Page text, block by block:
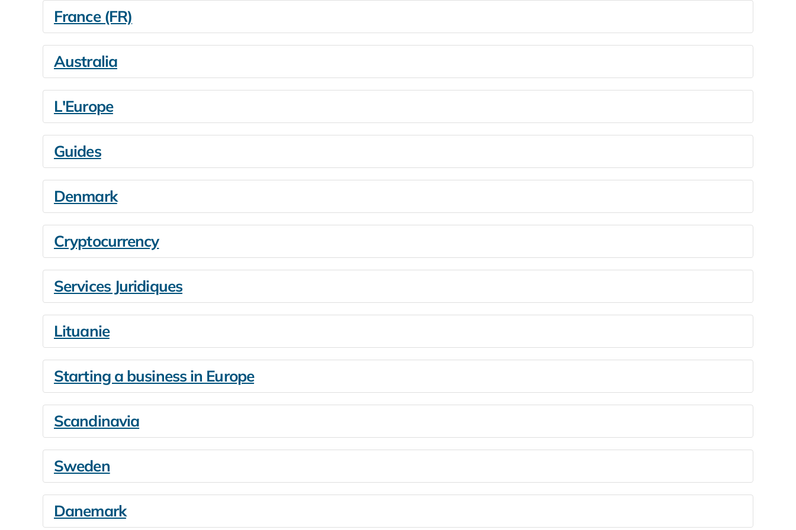
France (FR)
Australia
L'Europe
Guides
Denmark
Cryptocurrency
Services Juridiques
Lituanie
Starting a business in Europe
Scandinavia
Sweden
Danemark